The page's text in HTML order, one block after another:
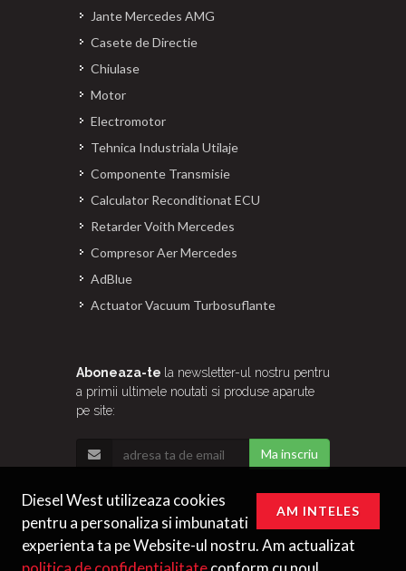
Jante Mercedes AMG
Casete de Directie
Chiulase
Motor
Electromotor
Tehnica Industriala Utilaje
Componente Transmisie
Calculator Reconditionat ECU
Retarder Voith Mercedes
Compresor Aer Mercedes
AdBlue
Actuator Vacuum Turbosuflante
Aboneaza-te la newsletter-ul nostru pentru
a primii ultimele noutati si produse aparute
pe site:
Ma inscriu
AM INTELES
Diesel West utilizeaza cookies
pentru a personaliza si imbunatati
experienta ta pe Website-ul nostru. Am actualizat